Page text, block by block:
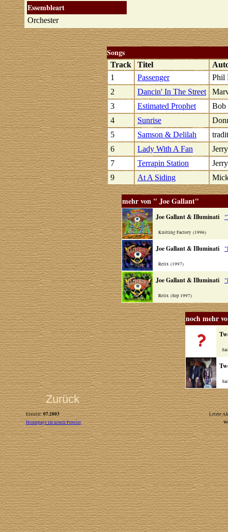
Essembleart
Orchester
Songs
Track Titel
1
Passenger
Phil
2
Dancin' In The Street
3
Estimated Prophet
Bob
4
Sunrise
5
Samson & Delilah
6
Lady With A Fan
7
Terrapin Station
9
At A Siding
mehr von " Joe Gallant"
Joe Gallant & Illuminati
Knitting Factory (1996)
Joe Gallant & Illuminati
Relix (1997)
Joe Gallant & Illuminati
Relix (Sep 1997)
noch mehr
Zurück
Erstellt:07.2003
Letzte
Homepage im neuen Fenster